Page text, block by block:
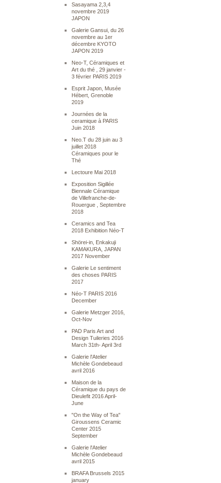
Sasayama 2,3,4
novembre 2019
JAPON
Galerie Gansui, du 26
novembre au 1er
décembre KYOTO
JAPON 2019
Neo-T, Céramiques et
Art du thé , 29 janvier -
3 février PARIS 2019
Esprit Japon, Musée
Hébert, Grenoble
2019
Journées de la
ceramique à PARIS
Juin 2018
Neo.T du 28 juin au 3
juillet 2018
Céramiques pour le
Thé
Lectoure Mai 2018
Exposition Sigillée
Biennale Céramique
de Villefranche-de-
Rouergue , Septembre
2018
Ceramics and Tea
2018 Exhibition Néo-T
Shörei-in, Enkakuji
KAMAKURA, JAPAN
2017 November
Galerie Le sentiment
des choses PARIS
2017
Néo-T PARIS 2016
December
Galerie Metzger 2016,
Oct-Nov
PAD Paris Art and
Design Tuileries 2016
March 31th- April 3rd
Galerie l'Atelier
Michèle Gondebeaud
avril 2016
Maison de la
Céramique du pays de
Dieulefit 2016 April-
June
"On the Way of Tea"
Giroussens Ceramic
Center 2015
September
Galerie l'Atelier
Michèle Gondebeaud
avril 2015
BRAFA Brussels 2015
january